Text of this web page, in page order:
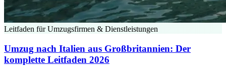
Leitfaden für Umzugsfirmen & Dienstleistungen
Umzug nach Italien aus Großbritannien: Der
komplette Leitfaden 2026